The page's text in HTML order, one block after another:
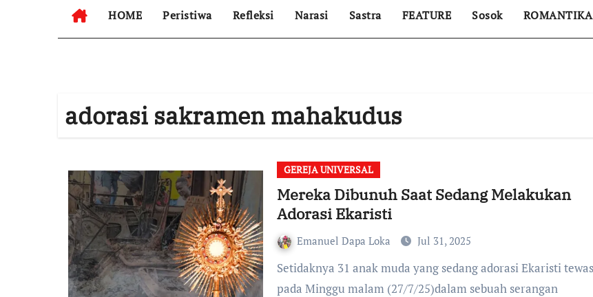
HOME Peristiwa Refleksi Narasi Sastra FEATURE Sosok ROMANTIKA
adorasi sakramen mahakudus
GEREJA UNIVERSAL
Mereka Dibunuh Saat Sedang Melakukan
Adorasi Ekaristi
Emanuel Dapa Loka Jul 31, 2025
Setidaknya 31 anak muda yang sedang adorasi Ekaristi tewas
pada Minggu malam (27/7/25)dalam sebuah serangan